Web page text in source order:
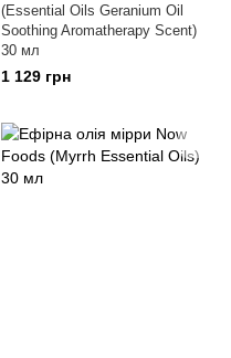
(Essential Oils Geranium Oil
Soothing Aromatherapy Scent)
30 мл
1 129 грн